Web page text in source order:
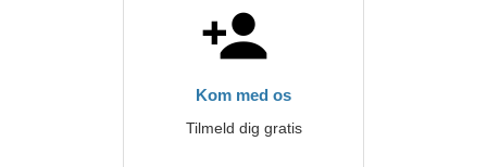
Kom med os
Tilmeld dig gratis